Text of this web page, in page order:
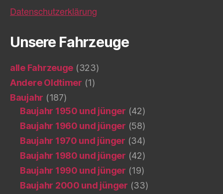
Datenschutzerklärung
Unsere Fahrzeuge
alle Fahrzeuge (323)
Andere Oldtimer (1)
Baujahr (187)
Baujahr 1950 und jünger (42)
Baujahr 1960 und jünger (58)
Baujahr 1970 und jünger (34)
Baujahr 1980 und jünger (42)
Baujahr 1990 und jünger (19)
Baujahr 2000 und jünger (33)